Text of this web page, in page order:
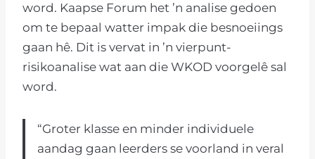
word. Kaapse Forum het ’n analise gedoen
om te bepaal watter impak die besnoeiings
gaan hê. Dit is vervat in ’n vierpunt-
risikoanalise wat aan die WKOD voorgelê sal
word.
“Groter klasse en minder individuele
aandag gaan leerders se voorland in veral